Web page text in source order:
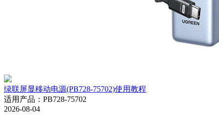
绿联屏显移动电源(PB728-75702)使用教程
适用产品 ： PB728-75702
2026-08-04